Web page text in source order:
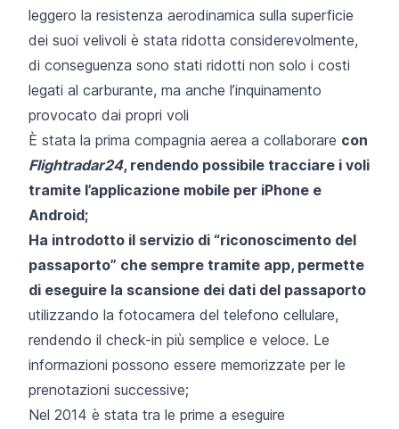
leggero la resistenza aerodinamica sulla superficie
dei suoi velivoli è stata ridotta considerevolmente,
di conseguenza sono stati ridotti non solo i costi
legati al carburante, ma anche l’inquinamento
provocato dai propri voli
È stata la prima compagnia aerea a collaborare con
Flightradar24, rendendo possibile tracciare i voli
tramite l’applicazione mobile per iPhone e
Android;
Ha introdotto il servizio di “riconoscimento del
passaporto” che sempre tramite app, permette
di eseguire la scansione dei dati del passaporto
utilizzando la fotocamera del telefono cellulare,
rendendo il check-in più semplice e veloce. Le
informazioni possono essere memorizzate per le
prenotazioni successive;
Nel 2014 è stata tra le prime a eseguire